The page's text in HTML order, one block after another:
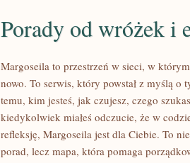
Porady od wróżek i
Margoseila to przestrzeń w sieci, w
nowo. To serwis, który powstał z myślą o
temu, kim jesteś, jak czujesz, czego
kiedykolwiek miałeś odczucie, że w
refleksję, Margoseila jest dla Ciebie. To
porad, lecz mapa, która pomaga